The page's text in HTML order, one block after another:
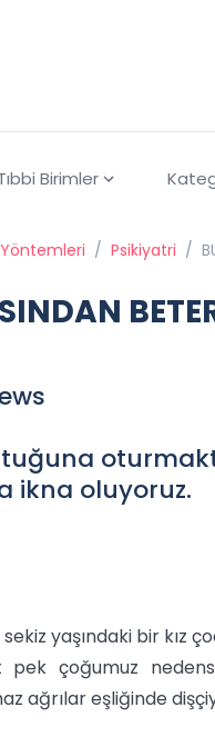
Birimler
/ Psikiyatri /
ikna oluyoruz.
yaşındaki bir kız
pek çoğumuz
ağrılar eşliğinde